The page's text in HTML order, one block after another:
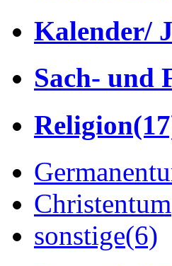
Kalender/
Sach- und
Religion
Christentum
sonstige(6)